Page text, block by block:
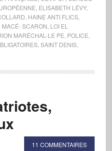
ELISABETH LÉVY,
HAINE ANTI FLICS,
MACÉ- SCARON LOI EL
MARÉCHAL-LE PE POLICE
, SAINT DENIS,
11 COMMENTAIRES